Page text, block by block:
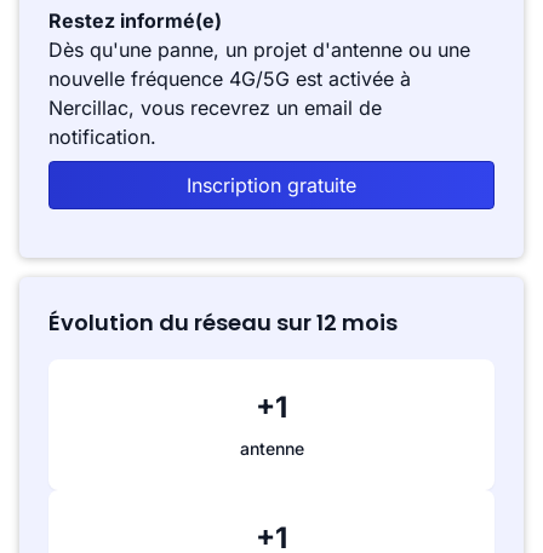
Restez informé(e)
Dès qu'une panne, un projet d'antenne ou une
nouvelle fréquence 4G/5G est activée à
Nercillac, vous recevrez un email de
notification.
Inscription gratuite
Évolution du réseau sur 12 mois
+1
antenne
+1